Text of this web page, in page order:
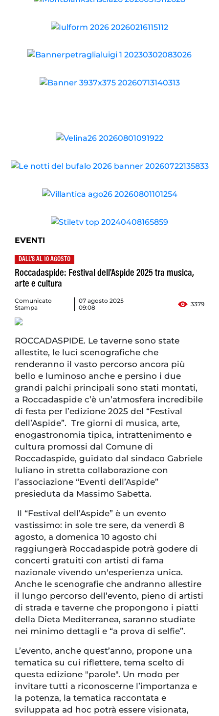
EVENTI
DALL'8 AL 10 AGOSTO
Roccadaspide: Festival dell'Aspide 2025 tra musica,
arte e cultura
Comunicato
Stampa
07 agosto 2025
09:08
3379
ROCCADASPIDE. Le taverne sono state
allestite, le luci scenografiche che
renderanno il vasto percorso ancora più
bello e luminoso anche e persino i due
grandi palchi principali sono stati montati,
a Roccadaspide c’è un’atmosfera incredibile
di festa per l’edizione 2025 del “Festival
dell’Aspide”. Tre giorni di musica, arte,
enogastronomia tipica, intrattenimento e
cultura promossi dal Comune di
Roccadaspide, guidato dal sindaco Gabriele
Iuliano in stretta collaborazione con
l’associazione “Eventi dell’Aspide”
presieduta da Massimo Sabetta.
Il “Festival dell’Aspide” è un evento
vastissimo: in sole tre sere, da venerdì 8
agosto, a domenica 10 agosto chi
raggiungerà Roccadaspide potrà godere di
concerti gratuiti con artisti di fama
nazionale vivendo un'esperienza unica.
Anche le scenografie che andranno allestire
il lungo percorso dell’evento, pieno di artisti
di strada e taverne che propongono i piatti
della Dieta Mediterranea, saranno studiate
nei minimo dettagli e “a prova di selfie”.
L’evento, anche quest’anno, propone una
tematica su cui riflettere, tema scelto di
questa edizione "parole". Un modo per
invitare tutti a riconoscerne l’importanza e
la potenza, la tematica raccontata e
sviluppata ad hoc potrà essere visionata,